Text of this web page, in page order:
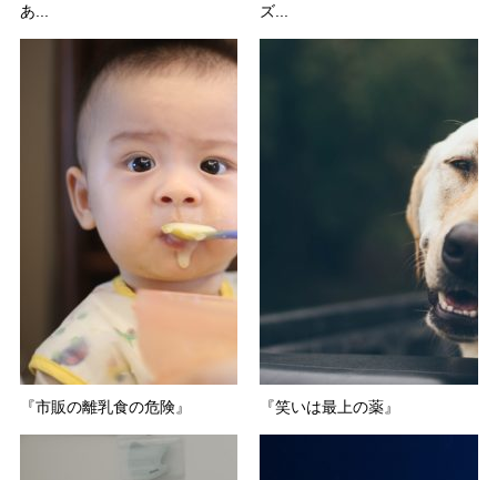
あ...
ズ...
『市販の離乳食の危険』 『笑いは最上の薬』